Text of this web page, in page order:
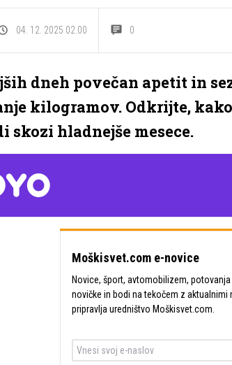
04. 12. 2025 02.00 0
dneh povečan apetit in
kilogramov. Odkrijte,
skozi hladnejše mesece.
Moškisvet.com e-novice
Novice, šport, avtomobilizem, potovanja
novičke in bodi na tekočem z aktualnimi
pripravlja uredništvo Moškisvet.com.